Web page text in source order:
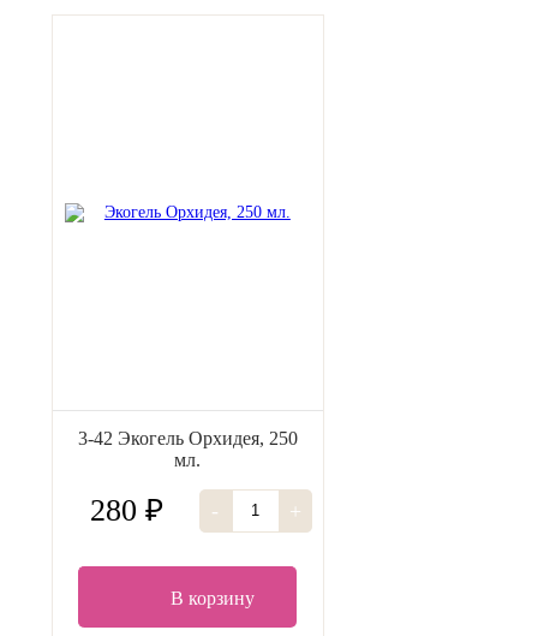
3-42 Экогель Орхидея, 250
мл.
280 ₽ - +
В корзину